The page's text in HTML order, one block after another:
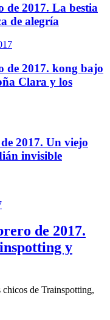
de 2017. La bestia
de alegría
de 2017. kong bajo
Clara y los
2017. Un viejo
invisible
de 2017.
y
chicos de Trainspotting,